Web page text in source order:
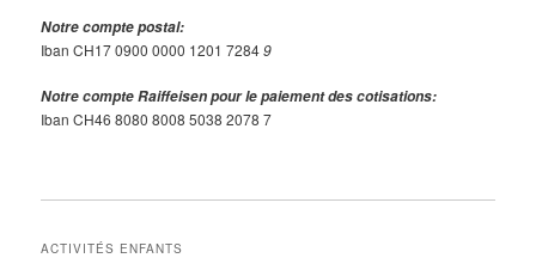
Notre compte postal:
Iban CH17 0900 0000 1201 72849
Notre compte Raiffeisen pour le paiement des cotisations:
Iban CH46 8080 8008 5038 2078 7
ACTIVITÉS ENFANTS